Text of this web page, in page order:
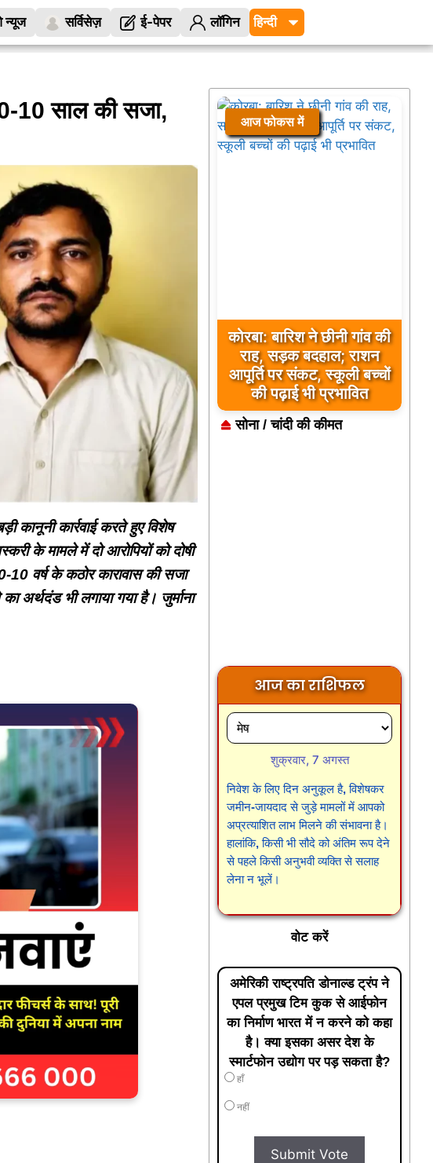
न्यूज सर्विसेज़ ई-पेपर लॉगिन
10 साल की सजा,
कानूनी कार्रवाई करते हुए विशेष
के मामले में दो आरोपियों को दोषी
10 वर्ष के कठोर कारावास की सजा
अर्थदंड भी लगाया गया है। जुर्माना
आज फोकस में
कोरबा: बारिश ने छीनी गांव की
राह, सड़क बदहाल; राशन
आपूर्ति पर संकट, स्कूली बच्चों
की पढ़ाई भी प्रभावित
सोना / चांदी की कीमत
आज का राशिफल
शुक्रवार, 7 अगस्त
निवेश के लिए दिन अनुकूल है, विशेषकर
जमीन-जायदाद से जुड़े मामलों में आपको
अप्रत्याशित लाभ मिलने की संभावना है।
हालांकि, किसी भी सौदे को अंतिम रूप देने
से पहले किसी अनुभवी व्यक्ति से सलाह
लेना न भूलें।
वोट करें
अमेरिकी राष्ट्रपति डोनाल्ड ट्रंप ने
एपल प्रमुख टिम कुक से आईफोन
का निर्माण भारत में न करने को कहा
है। क्या इसका असर देश के
स्मार्टफोन उद्योग पर पड़ सकता है?
हाँ
नहीं
Submit Vote